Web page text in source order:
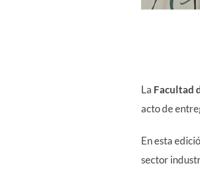
La Facultad
acto de
En esta
sector